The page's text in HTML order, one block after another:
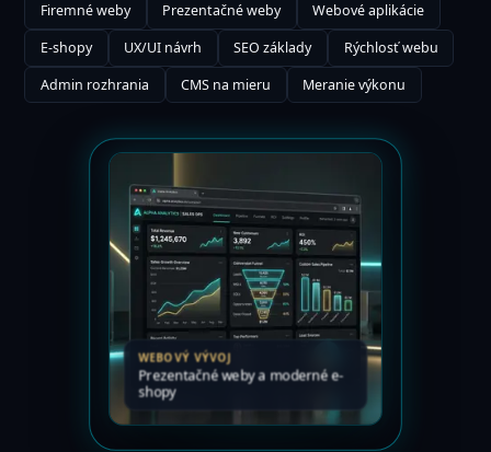
Firemné weby Prezentačné weby
Webové aplikácie
E-shopy
UX/UI návrh SEO základy
Rýchlosť webu
Admin rozhrania
CMS na mieru Meranie výkonu
WEBOVÝ VÝVOJ
Prezentačné weby a moderné e-
shopy